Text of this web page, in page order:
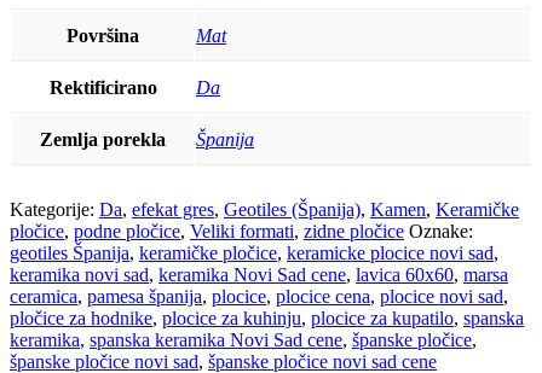
Površina Mat
Rektificirano Da
Zemlja porekla Španija
Kategorije: Da, efekat gres, Geotiles (Španija), Kamen, Keramičke
pločice, podne pločice, Veliki formati, zidne pločice Oznake:
geotiles Španija, keramičke pločice, keramicke plocice novi sad,
keramika novi sad, keramika Novi Sad cene, lavica 60x60, marsa
ceramica, pamesa španija, plocice, plocice cena, plocice novi sad,
pločice za hodnike, plocice za kuhinju, plocice za kupatilo, spanska
keramika, spanska keramika Novi Sad cene, španske pločice,
španske pločice novi sad, španske pločice novi sad cene